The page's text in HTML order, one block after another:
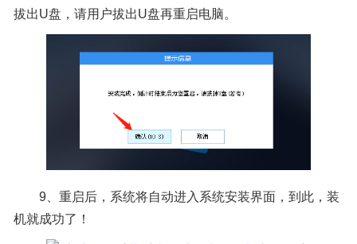
拔出U盘，请用户拔出U盘再重启电脑。
9、重启后，系统将自动进入系统安装界面，到此，装
机就成功了！